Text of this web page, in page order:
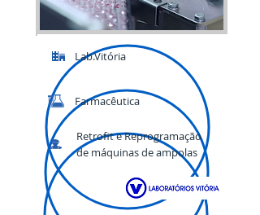
Lab.Vitória
Farmacêutica
Retrofit e Reprogramação
de máquinas de ampolas